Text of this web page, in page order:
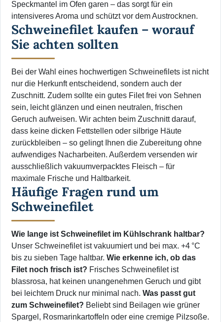
Speckmantel im Ofen garen – das sorgt für ein
intensiveres Aroma und schützt vor dem Austrocknen.
Schweinefilet kaufen – worauf
Sie achten sollten
Bei der Wahl eines hochwertigen Schweinefilets ist nicht
nur die Herkunft entscheidend, sondern auch der
Zuschnitt. Zudem sollte ein gutes Filet frei von Sehnen
sein, leicht glänzen und einen neutralen, frischen
Geruch aufweisen. Wir achten beim Zuschnitt darauf,
dass keine dicken Fettstellen oder silbrige Häute
zurückbleiben – so gelingt Ihnen die Zubereitung ohne
aufwendiges Nacharbeiten. Außerdem versenden wir
ausschließlich vakuumverpacktes Fleisch – für
maximale Frische und Haltbarkeit.
Häufige Fragen rund um
Schweinefilet
Wie lange ist Schweinefilet im Kühlschrank haltbar?
Unser Schweinefilet ist vakuumiert und bei max. +4 °C
bis zu sieben Tage haltbar. Wie erkenne ich, ob das
Filet noch frisch ist? Frisches Schweinefilet ist
blassrosa, hat keinen unangenehmen Geruch und gibt
bei leichtem Druck nur minimal nach. Was passt gut
zum Schweinefilet? Beliebt sind Beilagen wie grüner
Spargel, Rosmarinkartoffeln oder eine cremige Pilzsoße.